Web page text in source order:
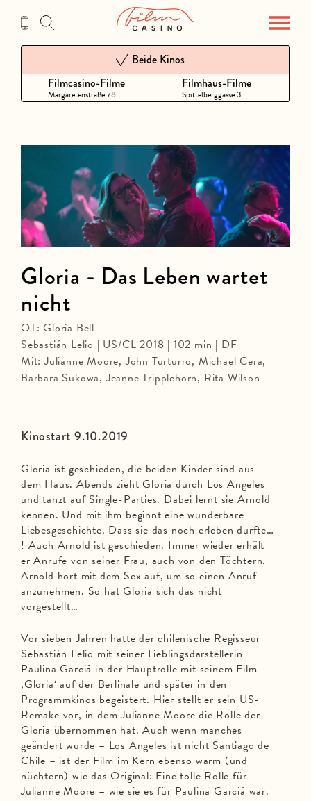
Inhalt
Filmcasino-Filme
Margaretenstraße 78
Beide Kinos
Filmhaus-Filme
Spittelberggasse 3
Kinostart 9.10.2019
Gloria ist geschieden, die beiden Kinder sind aus
dem Haus. Abends zieht Gloria durch Los Angeles
und tanzt auf Single-Parties. Dabei lernt sie Arnold
kennen. Und mit ihm beginnt eine wunderbare
Liebesgeschichte. Dass sie das noch erleben durfte…
! Auch Arnold ist geschieden. Immer wieder erhält
er Anrufe von seiner Frau, auch von den Töchtern.
Arnold hört mit dem Sex auf, um so einen Anruf
anzunehmen. So hat Gloria sich das nicht
vorgestellt…
Vor sieben Jahren hatte der chilenische Regisseur
Sebastián Lelio mit seiner Lieblingsdarstellerin
Paulina Garciá in der Hauptrolle mit seinem Film
,Gloria‘ auf der Berlinale und später in den
Programmkinos begeistert. Hier stellt er sein US-
Remake vor, in dem Julianne Moore die Rolle der
Gloria übernommen hat. Auch wenn manches
geändert wurde – Los Angeles ist nicht Santiago de
Chile – ist der Film im Kern ebenso warm (und
nüchtern) wie das Original: Eine tolle Rolle für
Julianne Moore – wie sie es für Paulina Garciá war.
Gloria - Das Leben wartet
nicht
OT: Gloria Bell
Sebastián Lelio | US/CL 2018 | 102 min | DF
Mit: Julianne Moore, John Turturro, Michael Cera,
Barbara Sukowa, Jeanne Tripplehorn, Rita Wilson